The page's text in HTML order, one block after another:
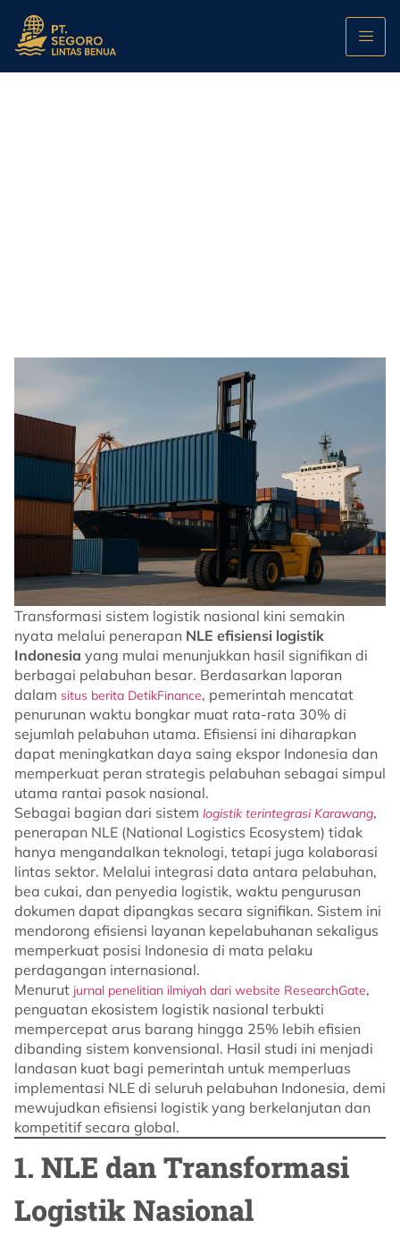
Transformasi sistem logistik nasional kini semakin
nyata melalui penerapan NLE efisiensi logistik
Indonesia yang mulai menunjukkan hasil signifikan di
berbagai pelabuhan besar. Berdasarkan laporan
dalam situs berita DetikFinance, pemerintah mencatat
penurunan waktu bongkar muat rata-rata 30% di
sejumlah pelabuhan utama. Efisiensi ini diharapkan
dapat meningkatkan daya saing ekspor Indonesia dan
memperkuat peran strategis pelabuhan sebagai simpul
utama rantai pasok nasional.
Sebagai bagian dari sistem logistik terintegrasi Karawang,
penerapan NLE (National Logistics Ecosystem) tidak
hanya mengandalkan teknologi, tetapi juga kolaborasi
lintas sektor. Melalui integrasi data antara pelabuhan,
bea cukai, dan penyedia logistik, waktu pengurusan
dokumen dapat dipangkas secara signifikan. Sistem ini
mendorong efisiensi layanan kepelabuhanan sekaligus
memperkuat posisi Indonesia di mata pelaku
perdagangan internasional.
Menurut jurnal penelitian ilmiyah dari website ResearchGate,
penguatan ekosistem logistik nasional terbukti
mempercepat arus barang hingga 25% lebih efisien
dibanding sistem konvensional. Hasil studi ini menjadi
landasan kuat bagi pemerintah untuk memperluas
implementasi NLE di seluruh pelabuhan Indonesia, demi
mewujudkan efisiensi logistik yang berkelanjutan dan
kompetitif secara global.
1. NLE dan Transformasi
Logistik Nasional